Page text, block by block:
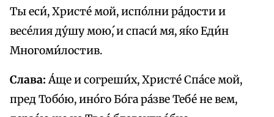
Ты еси́, Христе́ мой, испо́лни ра́дости и
весе́лия ду́шу мою́, и спаси́ мя, я́ко Еди́н
Многоми́лостив.
Слава:А́ще и согреши́х, Христе́ Спа́се мой,
пред Тобо́ю, ино́го Бо́га ра́зве Тебе́ не вем,